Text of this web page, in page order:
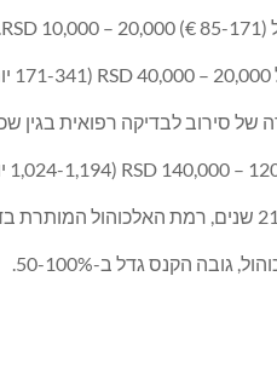
הקנס גדל ב-50-100%.